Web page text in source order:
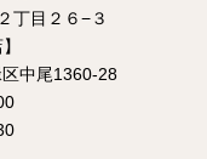
丁目２６−３
中尾1360-28